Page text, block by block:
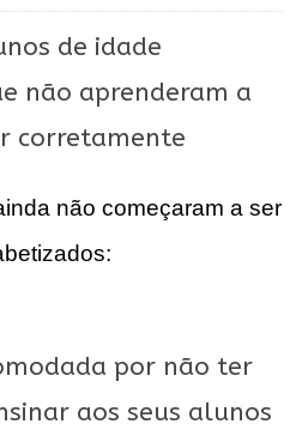
de idade
não aprenderam a
corretamente
não começaram a ser
por não ter
aos seus alunos